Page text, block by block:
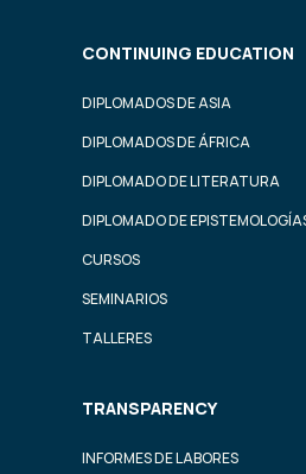
CONTINUING EDUCATION
DIPLOMADOS DE ASIA
DIPLOMADOS DE ÁFRICA
DIPLOMADO DE LITERATURA
DIPLOMADO DE
CURSOS
SEMINARIOS
TALLERES
TRANSPARENCY
INFORMES DE LABORES